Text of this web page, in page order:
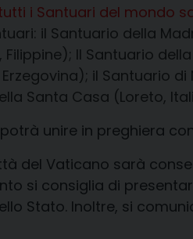
i Santuari del mondo
il Santuario della
Il Santuario
il Santuario
Santa Casa (Loreto,
unire in preghiera
del Vaticano sarà
si consiglia di
Stato. Inoltre, si